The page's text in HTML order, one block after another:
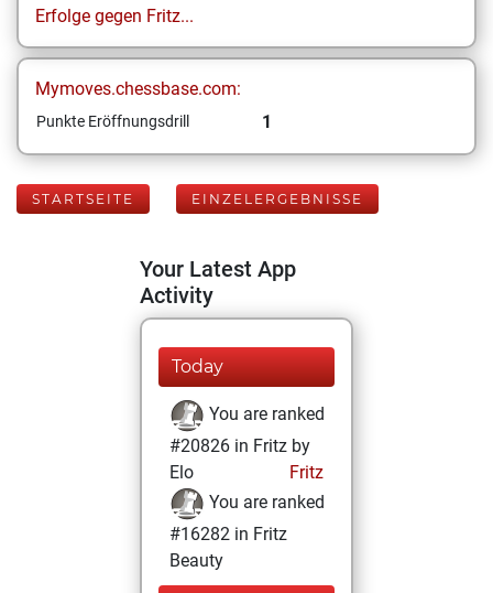
Erfolge gegen Fritz...
Mymoves.chessbase.com:
Punkte Eröffnungsdrill 1
STARTSEITE EINZELERGEBNISSE
Your Latest App
Activity
Today
You are ranked
#20826 in Fritz by
Elo
Fritz
You are ranked
#16282 in Fritz
Beauty